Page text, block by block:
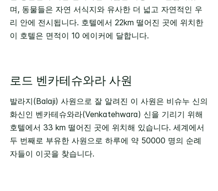
며, 동물들은 자연 서식지와 유사한 더 넓고 자연적인 우
리 안에 전시됩니다. 호텔에서 22km 떨어진 곳에 위치한
이 호텔은 면적이 10 에이커에 달합니다.
로드 벤카테슈와라 사원
발라지(Balaji) 사원으로 잘 알려진 이 사원은 비슈누 신의
화신인 벤카테슈와라(Venkatehwara) 신을 기리기 위해
호텔에서 33 km 떨어진 곳에 위치해 있습니다. 세계에서
두 번째로 부유한 사원으로 하루에 약 50000 명의 순례
자들이 이곳을 찾습니다.